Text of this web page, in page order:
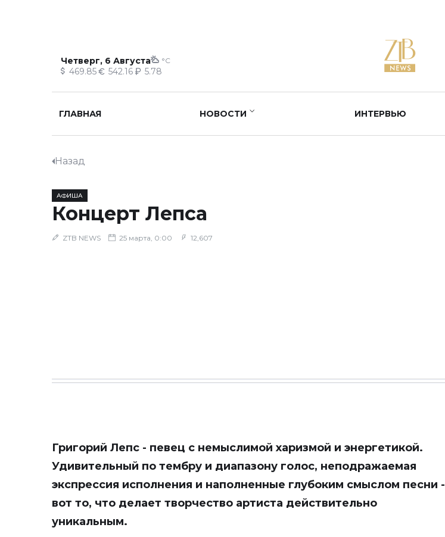
Четверг, 6 Августа °C
469.85 542.16 5.78
ГЛАВНАЯ НОВОСТИ ИНТЕРВЬЮ
Назад
АФИША
Концерт Лепса
ZTB NEWS 25 марта, 0:00 12,607
Григорий Лепс - певец с немыслимой харизмой и энергетикой.
Удивительный по тембру и диапазону голос, неподражаемая
экспрессия исполнения и наполненные глубоким смыслом песни -
вот то, что делает творчество артиста действительно
уникальным.